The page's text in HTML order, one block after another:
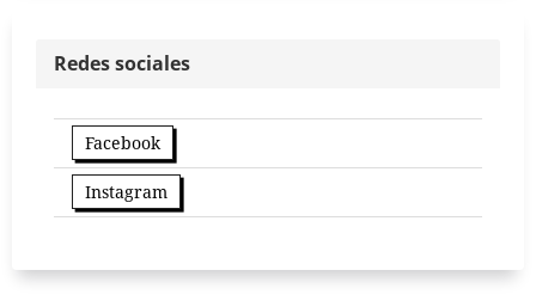
Redes sociales
Facebook
Instagram